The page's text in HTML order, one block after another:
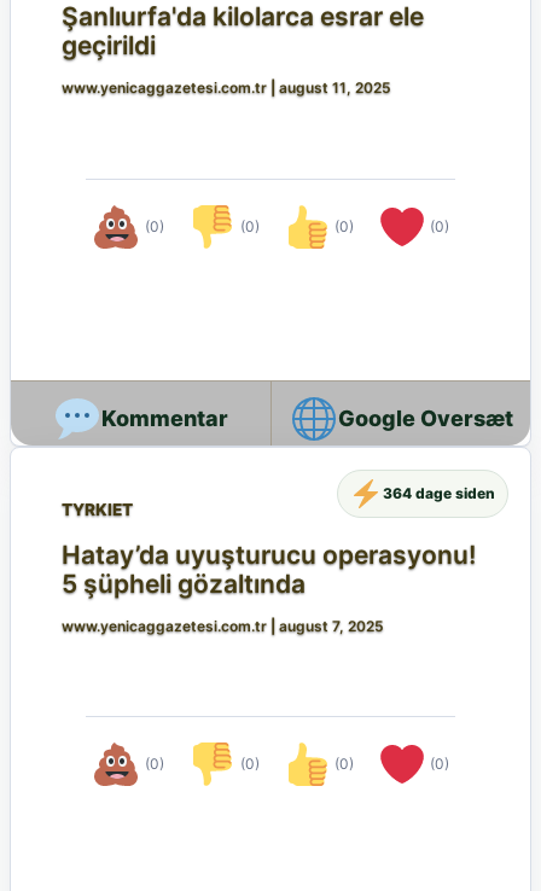
Şanlıurfa'da kilolarca esrar ele
geçirildi
www.yenicaggazetesi.com.tr august 11, 2025
(0) (0) (0) (0)
Google Oversæt
TYRKIET
Hatay’da uyuşturucu operasyonu!
5 şüpheli gözaltında
www.yenicaggazetesi.com.tr august 7, 2025
(0) (0) (0) (0)
364 dage siden